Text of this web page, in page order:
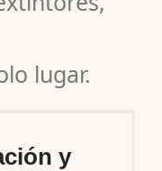
lugar.
y